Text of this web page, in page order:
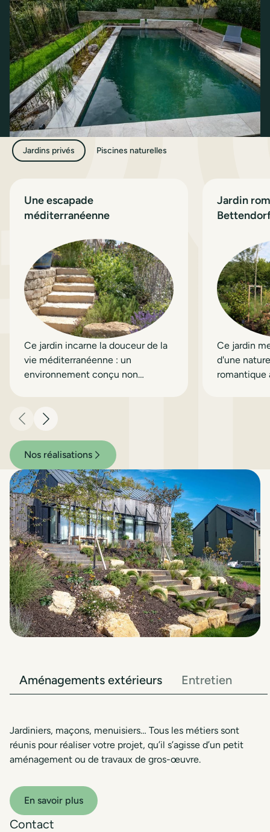
Jardins privés Piscines naturelles
Précédent
Suivant
Une escapade
méditerranéenne
Ce jardin incarne la douceur de la
vie méditerranéenne : un
environnement conçu non
redécouvert au fil des saisons.
Jardin
Ce jardin
d'une
romantique
Nos réalisations
Aménagements extérieurs Entretien
Jardiniers, maçons, menuisiers… Tous les métiers sont
réunis pour réaliser votre projet, qu’il s’agisse d’un petit
aménagement ou de travaux de gros-œuvre.
En savoir plus
Contact